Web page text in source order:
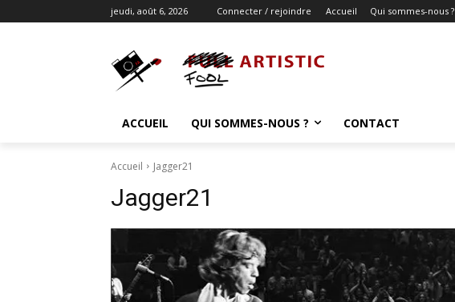
jeudi, août 6, 2026 Connecter / rejoindre Accueil Qui sommes-nous ?
ACCUEIL QUI SOMMES-NOUS ? CONTACT
Accueil Jagger21
Jagger21